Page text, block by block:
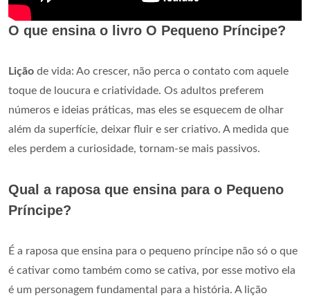
O que ensina o livro O Pequeno Príncipe?
Lição de vida: Ao crescer, não perca o contato com aquele
toque de loucura e criatividade. Os adultos preferem
números e ideias práticas, mas eles se esquecem de olhar
além da superfície, deixar fluir e ser criativo. A medida que
eles perdem a curiosidade, tornam-se mais passivos.
Qual a raposa que ensina para o Pequeno
Príncipe?
É a raposa que ensina para o pequeno príncipe não só o que
é cativar como também como se cativa, por esse motivo ela
é um personagem fundamental para a história. A lição